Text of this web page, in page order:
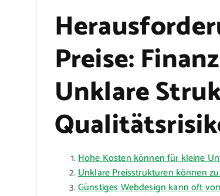
Preise:
Unklare
Hohe Kosten können für kleine
Unklare Preisstrukturen können
Günstiges Webdesign kann oft